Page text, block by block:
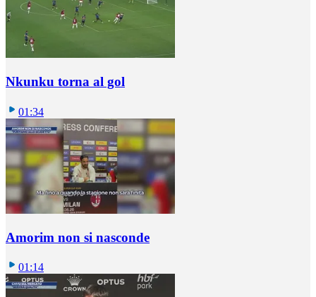
Nkunku torna al gol
01:34
Amorim non si nasconde
01:14